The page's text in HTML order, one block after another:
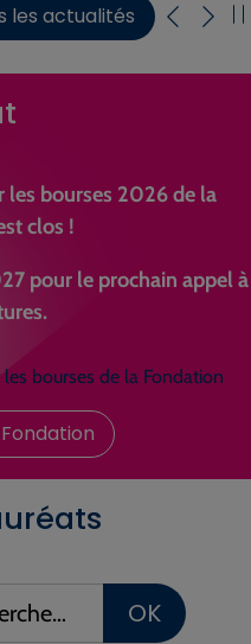
les actualités
les bourses 2026 de la
clos !
pour le prochain appel à
bourses de la Fondation
OK